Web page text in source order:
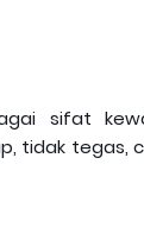
sifat
tidak tegas,